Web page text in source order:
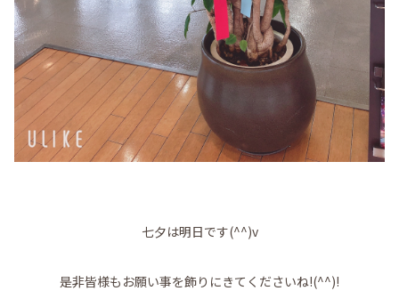
七夕は明日です(^^)v
是非皆様もお願い事を飾りにきてくださいね!(^^)!